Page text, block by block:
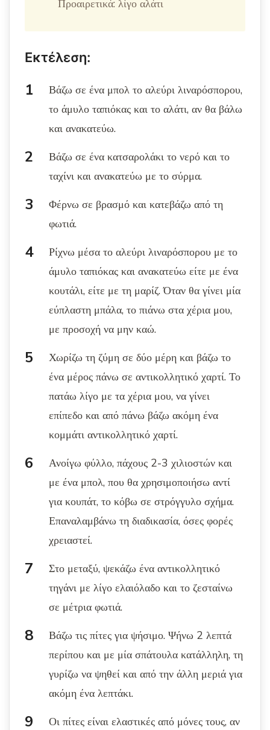
Προαιρετικά: λίγο αλάτι
Εκτέλεση:
Βάζω σε ένα μπολ το αλεύρι λιναρόσπορου,
το άμυλο ταπιόκας και το αλάτι, αν θα βάλω
και ανακατεύω.
Βάζω σε ένα κατσαρολάκι το νερό και το
ταχίνι και ανακατεύω με το σύρμα.
Φέρνω σε βρασμό και κατεβάζω από τη
φωτιά.
Ρίχνω μέσα το αλεύρι λιναρόσπορου με το
άμυλο ταπιόκας και ανακατεύω είτε με ένα
κουτάλι, είτε με τη μαρίζ. Όταν θα γίνει μία
εύπλαστη μπάλα, το πιάνω στα χέρια μου,
με προσοχή να μην καώ.
Χωρίζω τη ζύμη σε δύο μέρη και βάζω το
ένα μέρος πάνω σε αντικολλητικό χαρτί. Το
πατάω λίγο με τα χέρια μου, να γίνει
επίπεδο και από πάνω βάζω ακόμη ένα
κομμάτι αντικολλητικό χαρτί.
Ανοίγω φύλλο, πάχους 2-3 χιλιοστών και
με ένα μπολ, που θα χρησιμοποιήσω αντί
για κουπάτ, το κόβω σε στρόγγυλο σχήμα.
Επαναλαμβάνω τη διαδικασία, όσες φορές
χρειαστεί.
Στο μεταξύ, ψεκάζω ένα αντικολλητικό
τηγάνι με λίγο ελαιόλαδο και το ζεσταίνω
σε μέτρια φωτιά.
Βάζω τις πίτες για ψήσιμο. Ψήνω 2 λεπτά
περίπου και με μία σπάτουλα κατάλληλη, τη
γυρίζω να ψηθεί και από την άλλη μεριά για
ακόμη ένα λεπτάκι.
Οι πίτες είναι ελαστικές από μόνες τους, αν